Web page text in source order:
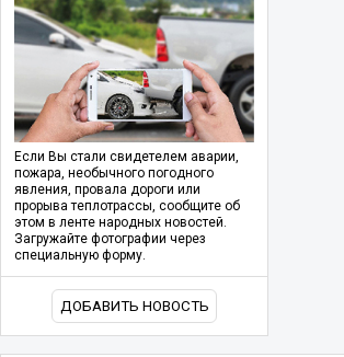
Если Вы стали свидетелем аварии,
пожара, необычного погодного
явления, провала дороги или
прорыва теплотрассы, сообщите об
этом в ленте народных новостей.
Загружайте фотографии через
специальную форму.
ДОБАВИТЬ НОВОСТЬ